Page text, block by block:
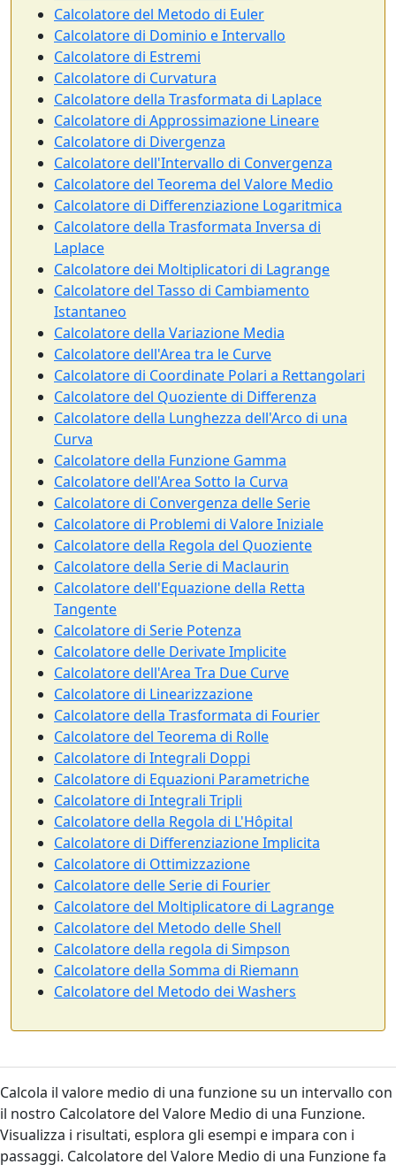
Calcolatore del Metodo di Euler
Calcolatore di Dominio e Intervallo
Calcolatore di Estremi
Calcolatore di Curvatura
Calcolatore della Trasformata di Laplace
Calcolatore di Approssimazione Lineare
Calcolatore di Divergenza
Calcolatore dell'Intervallo di Convergenza
Calcolatore del Teorema del Valore Medio
Calcolatore di Differenziazione Logaritmica
Calcolatore della Trasformata Inversa di
Laplace
Calcolatore dei Moltiplicatori di Lagrange
Calcolatore del Tasso di Cambiamento
Istantaneo
Calcolatore della Variazione Media
Calcolatore dell'Area tra le Curve
Calcolatore di Coordinate Polari a Rettangolari
Calcolatore del Quoziente di Differenza
Calcolatore della Lunghezza dell'Arco di una
Curva
Calcolatore della Funzione Gamma
Calcolatore dell'Area Sotto la Curva
Calcolatore di Convergenza delle Serie
Calcolatore di Problemi di Valore Iniziale
Calcolatore della Regola del Quoziente
Calcolatore della Serie di Maclaurin
Calcolatore dell'Equazione della Retta
Tangente
Calcolatore di Serie Potenza
Calcolatore delle Derivate Implicite
Calcolatore dell'Area Tra Due Curve
Calcolatore di Linearizzazione
Calcolatore della Trasformata di Fourier
Calcolatore del Teorema di Rolle
Calcolatore di Integrali Doppi
Calcolatore di Equazioni Parametriche
Calcolatore di Integrali Tripli
Calcolatore della Regola di L'Hôpital
Calcolatore di Differenziazione Implicita
Calcolatore di Ottimizzazione
Calcolatore delle Serie di Fourier
Calcolatore del Moltiplicatore di Lagrange
Calcolatore del Metodo delle Shell
Calcolatore della regola di Simpson
Calcolatore della Somma di Riemann
Calcolatore del Metodo dei Washers
Calcola il valore medio di una funzione su un intervallo con
il nostro Calcolatore del Valore Medio di una Funzione.
Visualizza i risultati, esplora gli esempi e impara con i
passaggi. Calcolatore del Valore Medio di una Funzione fa